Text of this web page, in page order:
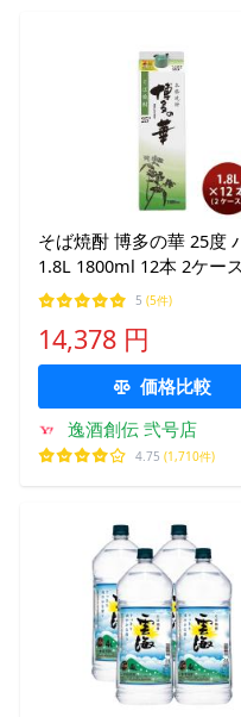
そば焼酎 博多の華 25度
1.8L 1800ml 12本 2ケー
福徳長 蕎麦焼酎 お酒 父
のし・ギフト対応不可
5 (5件)
14,378 円
価格比較
逸酒創伝 弐号店
4.75 (1,710件)